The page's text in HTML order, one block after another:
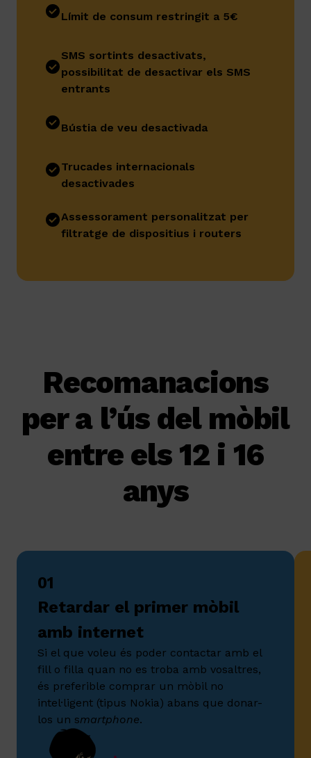
Límit de consum restringit a 5€
SMS sortints desactivats,
possibilitat de desactivar els SMS
entrants
Bústia de veu desactivada
Trucades internacionals
desactivades
Assessorament personalitzat per
filtratge de dispositius i routers
Recomanacions
per a l’ús del mòbil
entre els 12 i 16
anys
01
Retardar el primer mòbil
amb internet
Si el que voleu és poder contactar amb el
fill o filla quan no es troba amb vosaltres,
és preferible comprar un mòbil no
intel·ligent (tipus Nokia) abans que donar-
los un smartphone.